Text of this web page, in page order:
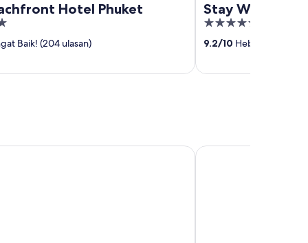
Hotel Phuket
Baik! (204 ulasan)
Stay Wellbeing
5
out
9.2/10 Hebat! (380
Koh Samui